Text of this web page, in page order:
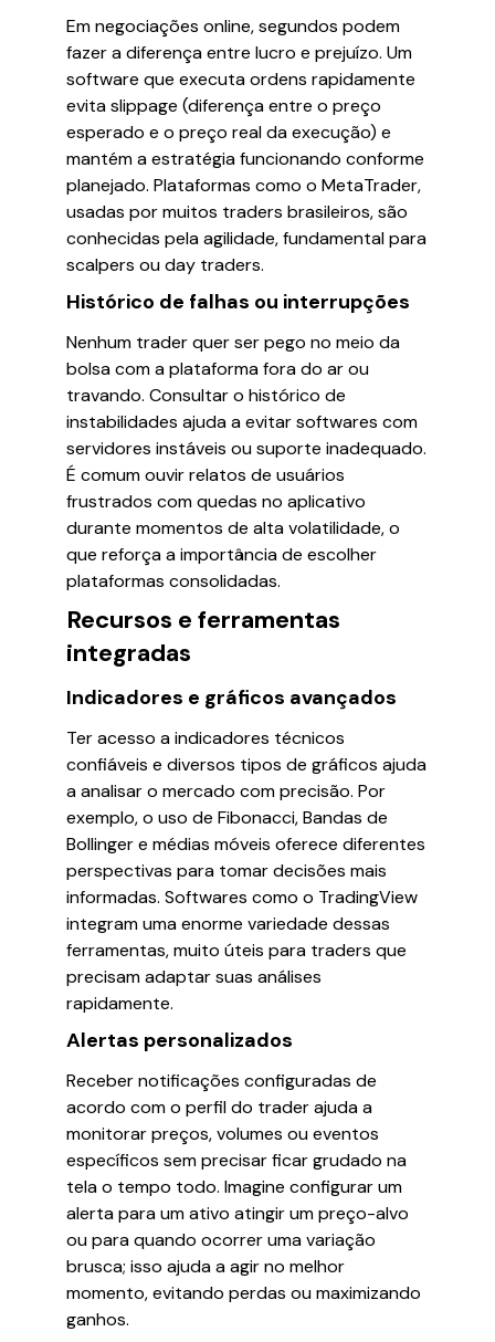
Em negociações online, segundos podem
fazer a diferença entre lucro e prejuízo. Um
software que executa ordens rapidamente
evita slippage (diferença entre o preço
esperado e o preço real da execução) e
mantém a estratégia funcionando conforme
planejado. Plataformas como o MetaTrader,
usadas por muitos traders brasileiros, são
conhecidas pela agilidade, fundamental para
scalpers ou day traders.
Histórico de falhas ou interrupções
Nenhum trader quer ser pego no meio da
bolsa com a plataforma fora do ar ou
travando. Consultar o histórico de
instabilidades ajuda a evitar softwares com
servidores instáveis ou suporte inadequado.
É comum ouvir relatos de usuários
frustrados com quedas no aplicativo
durante momentos de alta volatilidade, o
que reforça a importância de escolher
plataformas consolidadas.
Recursos e ferramentas
integradas
Indicadores e gráficos avançados
Ter acesso a indicadores técnicos
confiáveis e diversos tipos de gráficos ajuda
a analisar o mercado com precisão. Por
exemplo, o uso de Fibonacci, Bandas de
Bollinger e médias móveis oferece diferentes
perspectivas para tomar decisões mais
informadas. Softwares como o TradingView
integram uma enorme variedade dessas
ferramentas, muito úteis para traders que
precisam adaptar suas análises
rapidamente.
Alertas personalizados
Receber notificações configuradas de
acordo com o perfil do trader ajuda a
monitorar preços, volumes ou eventos
específicos sem precisar ficar grudado na
tela o tempo todo. Imagine configurar um
alerta para um ativo atingir um preço-alvo
ou para quando ocorrer uma variação
brusca; isso ajuda a agir no melhor
momento, evitando perdas ou maximizando
ganhos.